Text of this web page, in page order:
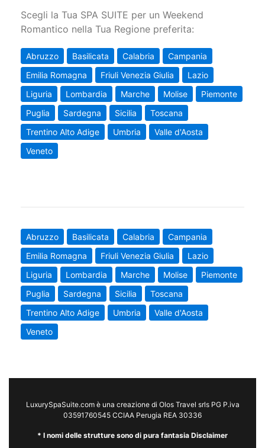
Scegli la Tua SPA SUITE per un Weekend
Romantico nella Tua Regione preferita:
Abruzzo Basilicata Calabria
Campania
Emilia Romagna
Friuli Venezia Giulia
Lazio
Liguria
Lombardia Marche Molise
Piemonte
Puglia
Sardegna Sicilia
Toscana
Trentino Alto Adige
Umbria
Valle d'Aosta
Veneto
Abruzzo Basilicata Calabria
Campania
Emilia Romagna
Friuli Venezia Giulia
Lazio
Liguria
Lombardia Marche Molise
Piemonte
Puglia
Sardegna Sicilia
Toscana
Trentino Alto Adige
Umbria
Valle d'Aosta
Veneto
LuxurySpaSuite.com è una creazione di Olos Travel srls PG P.iva
03591760545 CCIAA Perugia REA 30336
* I nomi delle strutture sono di pura fantasia Disclaimer